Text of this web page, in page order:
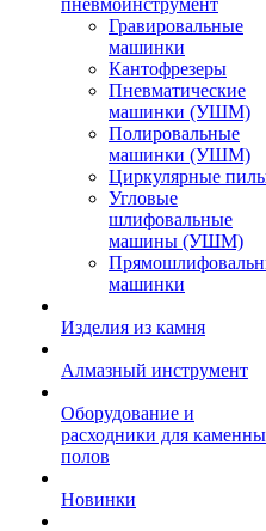
пневмоинструмент
Гравировальные
машинки
Кантофрезеры
Пневматические
машинки (УШМ)
Полировальные
машинки (УШМ)
Циркулярные
Угловые
шлифовальные
машины (УШМ)
машинки
Изделия из камня
Алмазный инструмент
Оборудование и
расходники для
полов
Новинки